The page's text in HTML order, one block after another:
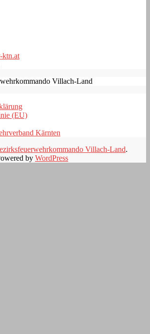
ktn.at
Villach-Land
(EU)
Kärnten
Villach-Land.
by WordPress